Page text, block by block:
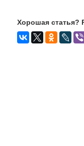
Хорошая статья?